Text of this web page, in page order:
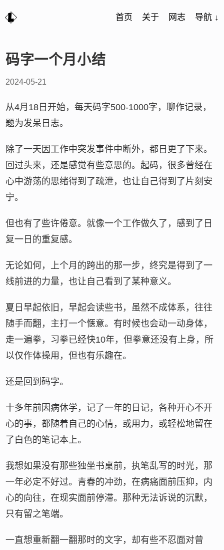
首页 关于 网志 导航 ↓
码字一个月小结
2024-05-21
从4月18日开始，每天码字500-1000字，聊作记录，
题为发呆日志。
除了一天因工作中突发事件中断外，都日更了下来。
回过头来，还是感觉有些意思的。起码，很多曾经在
心中游荡的思绪得到了疏泄，也让自己得到了片刻安
宁。
但也有了些许倦意。就像一个工作做久了，感到了日
复一日的重复感。
无论如何，上个月的跨出的那一步，终究是得到了一
线前进的力量，也让自己看到了某种意义。
夏日早起依旧，早起会读些书，虽然不成体系，往往
随手而翻，主打一个惬意。有时候也会动一动身体，
走一遍拳，习拳已经快10年，但拳意还没有上身，所
以仅作体操用，但也有乐趣在。
还是回到码字。
十多年前因病休学，记了一年的日记，各种开心不开
心的事，都随着自己的心情，或用力，或轻松地留在
了白色的笔记本上。
我想如果没有那些独坐书桌前，执笔乱写的时光，那
一年必定不好过。青春的冲劲，在病痛面前压抑，内
心的向往，在现实面前停滞。那种无法诉说的沉默，
只有留之笔端。
一直想重新翻一翻那时的文字，却有些不忍面对曾